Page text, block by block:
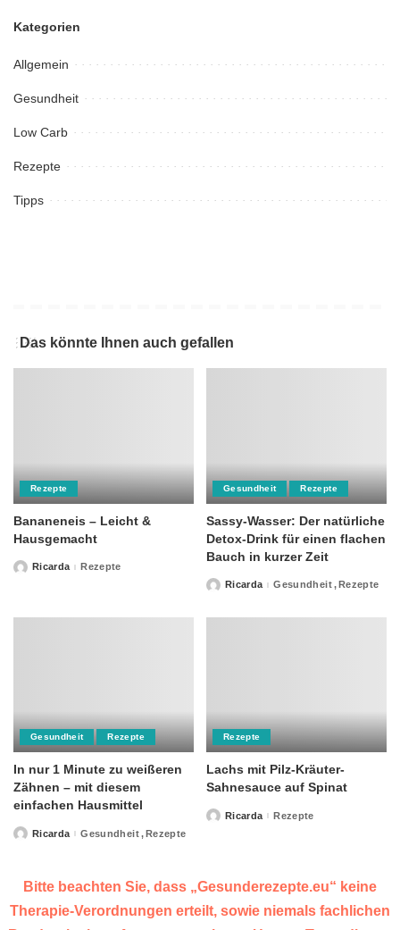
Kategorien
Allgemein
Gesundheit
Low Carb
Rezepte
Tipps
Das könnte Ihnen auch gefallen
Rezepte
Bananeneis – Leicht &
Hausgemacht
PostedRicarda Rezepte
Gesundheit Rezepte
Sassy-Wasser: Der natürliche
Detox-Drink für einen flachen
Bauch in kurzer Zeit
PostedRicarda Gesundheit Rezepte
Gesundheit Rezepte
In nur 1 Minute zu weißeren
Zähnen – mit diesem
einfachen Hausmittel
PostedRicarda Gesundheit Rezepte
Rezepte
Lachs mit Pilz-Kräuter-
Sahnesauce auf Spinat
PostedRicarda Rezepte
Bitte beachten Sie, dass „Gesunderezepte.eu“ keine
Therapie-Verordnungen erteilt, sowie niemals fachlichen